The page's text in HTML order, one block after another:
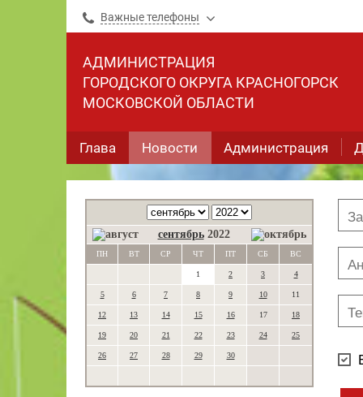
Важные телефоны
АДМИНИСТРАЦИЯ
ГОРОДСКОГО ОКРУГА КРАСНОГОРСК
МОСКОВСКОЙ ОБЛАСТИ
Глава Новости Администрация
сентябрь 2022
ПН ВТ СР ЧТ ПТ СБ ВС
1 2 3 4
5 6 7 8 9 10 11
12 13 14 15 16 17 18
19 20 21 22 23 24 25
26 27 28 29 30